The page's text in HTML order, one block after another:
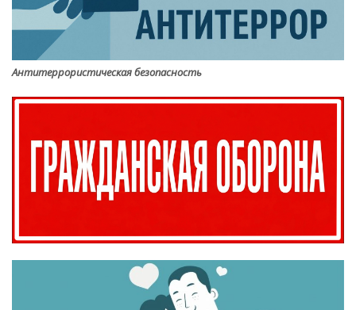
Антитеррористическая безопасность